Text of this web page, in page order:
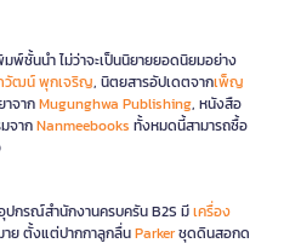
พ์ชั้นนำ ไม่ว่าจะเป็นนิยายยอดนิยมอย่าง
วัฒน์ พุกเจริญ, นิตยสารอัปเดตจากเพ็ญ
จากMugunghwa Publishing, หนังสือ
จากNanmeebooks ทั้งหมดนี้สามารถซื้อ
กรณ์สำนักงานครบครัน B2S มีเครื่อง
าย ตั้งแต่ปากกาลูกลื่นParkerชุดดินสอกด